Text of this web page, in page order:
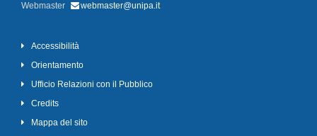
Webmaster
webmaster@unipa.it
Accessibilità
Orientamento
Ufficio Relazioni con il Pubblico
Credits
Mappa del sito